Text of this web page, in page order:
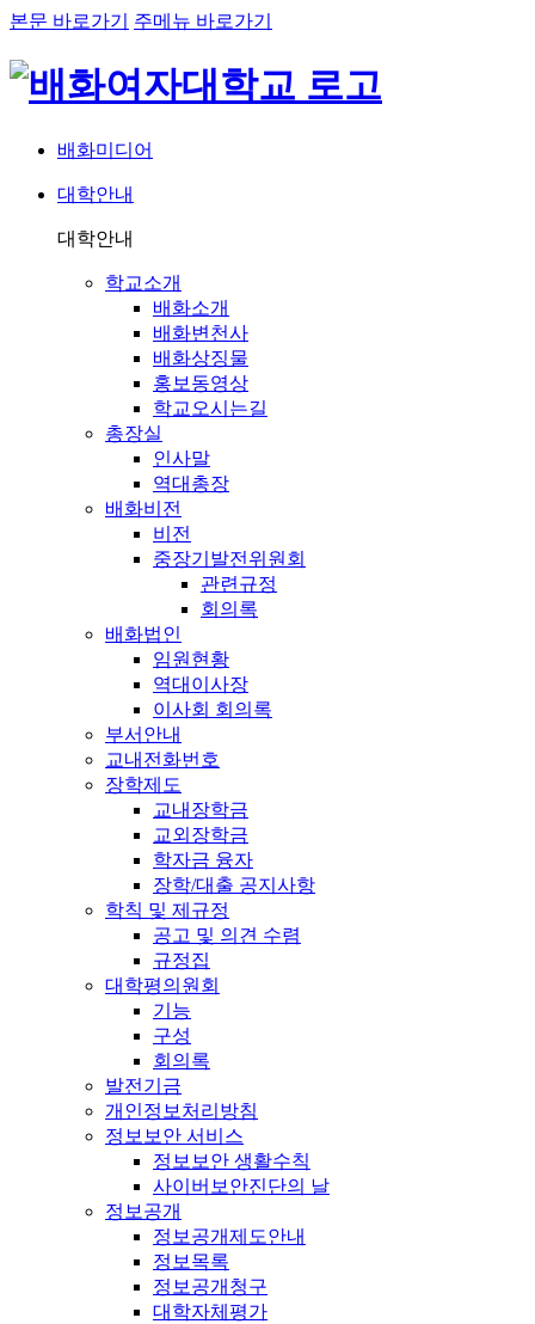
본문 바로가기 주메뉴 바로가기
배화미디어
네비게이션
대학안내
대학안내
학교소개
배화소개
배화변천사
배화상징물
홍보동영상
학교오시는길
총장실
인사말
역대총장
배화비전
비전
중장기발전위원회
관련규정
회의록
배화법인
임원현황
역대이사장
이사회 회의록
부서안내
교내전화번호
장학제도
교내장학금
교외장학금
학자금 융자
장학/대출 공지사항
학칙 및 제규정
공고 및 의견 수렴
규정집
대학평의원회
기능
구성
회의록
발전기금
개인정보처리방침
정보보안 서비스
정보보안 생활수칙
사이버보안진단의 날
정보공개
정보공개제도안내
정보목록
정보공개청구
대학자체평가